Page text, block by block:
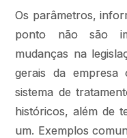
Os parâmetros,
ponto não são
mudanças na
gerais da
sistema de
históricos, além de
um. Exemplos